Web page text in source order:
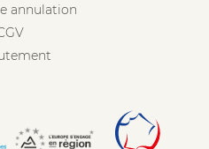
annulation